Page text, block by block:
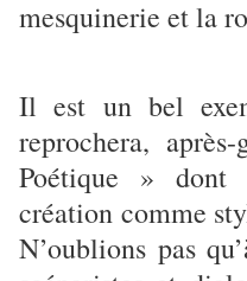
mesquinerie et la
Il est un bel
reprochera,
Poétique »
création comme
N’oublions pas